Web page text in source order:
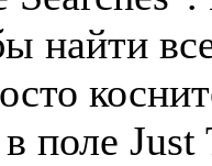
найти
поле Just